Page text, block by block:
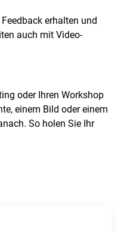
erhalten und
auch mit Video-
oder Ihren Workshop
einem Bild oder einem
So holen Sie Ihr